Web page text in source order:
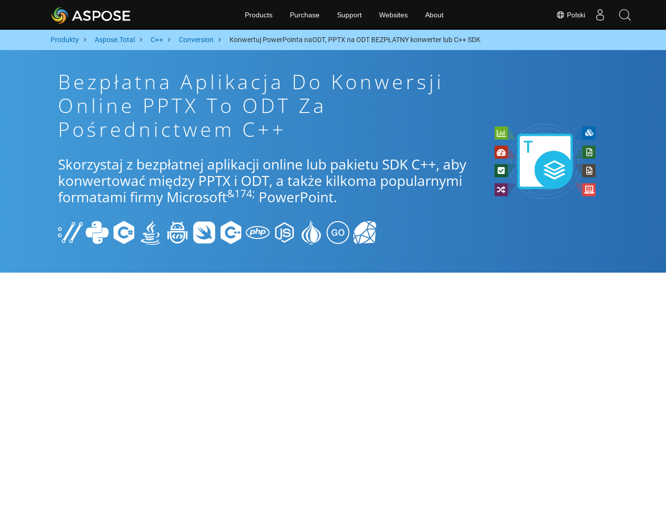
Polski
Products Purchase Support Websites About
Produkty Aspose.Total C++ Conversion Konwertuj PowerPointa naODT, PPTX na ODT BEZPŁATNY konwerter lub C++ SDK
Bezpłatna Aplikacja Do Konwersji
Online PPTX To ODT Za
Pośrednictwem C++
Skorzystaj z bezpłatnej aplikacji online lub pakietu SDK C++, aby
konwertować między PPTX i ODT, a także kilkoma popularnymi
formatami firmy Microsoft&174; PowerPoint.